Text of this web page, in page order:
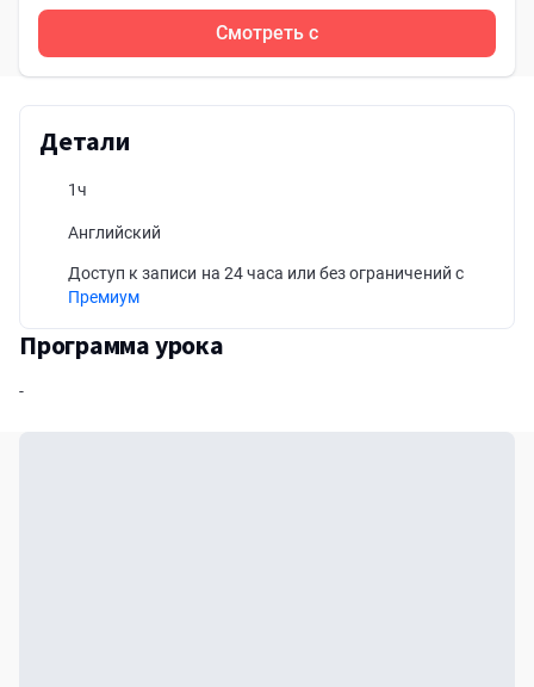
Смотреть с
Детали
1ч
Английский
Доступ к записи на 24 часа или без ограничений с
Премиум
Программа урока
-